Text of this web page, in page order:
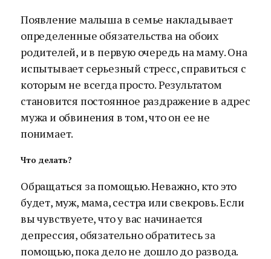
Появление малыша в семье накладывает
определенные обязательства на обоих
родителей, и в первую очередь на маму. Она
испытывает серьезный стресс, справиться с
которым не всегда просто. Результатом
становится постоянное раздражение в адрес
мужа и обвинения в том, что он ее не
понимает.
Что делать?
Обращаться за помощью. Неважно, кто это
будет, муж, мама, сестра или свекровь. Если
вы чувствуете, что у вас начинается
депрессия, обязательно обратитесь за
помощью, пока дело не дошло до развода.